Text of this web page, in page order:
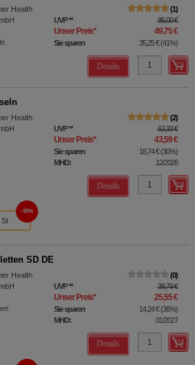
Health
1
UVP** 85,00 €
Unser Preis* 49,75 €
Sie sparen 35,25 €(41%)
Details
Health
2
UVP** 62,33 €
Unser Preis* 43,59 €
Sie sparen 18,74 €(30%)
MHD:
12/2026
Details
St
30%
SD DE
Health
0
UVP** 39,79 €
Unser Preis* 25,55 €
Sie sparen 14,24 €(36%)
MHD:
01/2027
Details